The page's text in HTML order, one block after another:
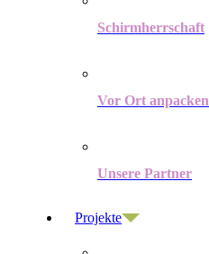
Schirmherrschaft
Vor Ort anpacken
Unsere Partner
Projekte